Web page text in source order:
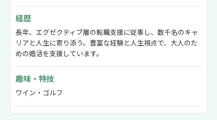
経歴
長年、エグゼクティブ層の転職支援に従事し、数千名のキャ
リアと人生に寄り添う。豊富な経験と人生視点で、大人のた
めの婚活を支援しています。
趣味・特技
ワイン・ゴルフ